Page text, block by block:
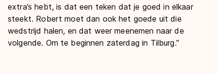
extra’s hebt, is dat een teken dat je goed in elkaar
steekt. Robert moet dan ook het goede uit die
wedstrijd halen, en dat weer meenemen naar de
volgende. Om te beginnen zaterdag in Tilburg.”